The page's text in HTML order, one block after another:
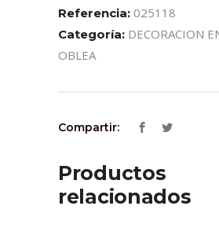
Referencia: 025118
Categoría: DECORACION
OBLEA
Compartir:
Productos
relacionados